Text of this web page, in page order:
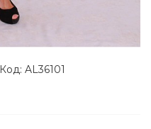
Код: AL36101